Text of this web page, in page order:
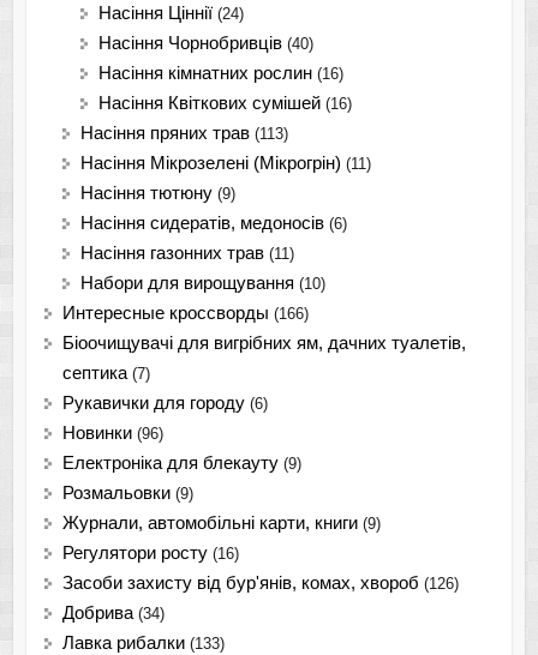
Насіння Ціннії (24)
Насіння Чорнобривців (40)
Насіння кімнатних рослин (16)
Насіння Квіткових сумішей (16)
Насіння пряних трав (113)
Насіння Мікрозелені (Мікрогрін) (11)
Насіння тютюну (9)
Насіння сидератів, медоносів (6)
Насіння газонних трав (11)
Набори для вирощування (10)
Интересные кроссворды (166)
Біоочищувачі для вигрібних ям, дачних туалетів,
септика (7)
Рукавички для городу (6)
Новинки (96)
Електроніка для блекауту (9)
Розмальовки (9)
Журнали, автомобільні карти, книги (9)
Регулятори росту (16)
Засоби захисту від бур'янів, комах, хвороб (126)
Добрива (34)
Лавка рибалки (133)